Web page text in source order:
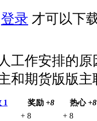
登录 才可以下
工作安排的
和期货版版主
1 奖励 +8 热心 +8
+ 8 + 8